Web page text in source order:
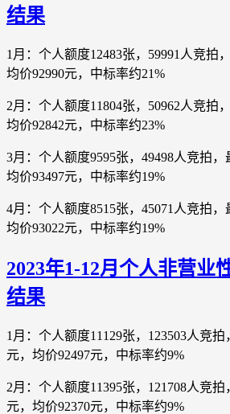
结果
1月：个人额度12483张，59991人竞拍
均价92990元，中标率约21%
2月：个人额度11804张，50962人竞拍
均价92842元，中标率约23%
3月：个人额度9595张，49498人竞拍，
均价93497元，中标率约19%
4月：个人额度8515张，45071人竞拍，
均价93022元，中标率约19%
2023年1-12月个人非营业
结果
1月：个人额度11129张，123503人竞
元，均价92497元，中标率约9%
2月：个人额度11395张，121708人竞
元，均价92370元，中标率约9%